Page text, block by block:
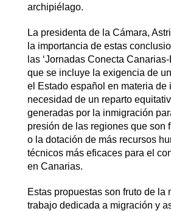
archipiélago.
La presidenta de la Cámara,
la importancia de estas
las ‘Jornadas Conecta
que se incluye la exigencia de
el Estado español en materia de
necesidad de un reparto
generadas por la inmigración
presión de las regiones que son
o la dotación de más recursos
técnicos más eficaces para el
en Canarias.
Estas propuestas son fruto de la
trabajo dedicada a migración y